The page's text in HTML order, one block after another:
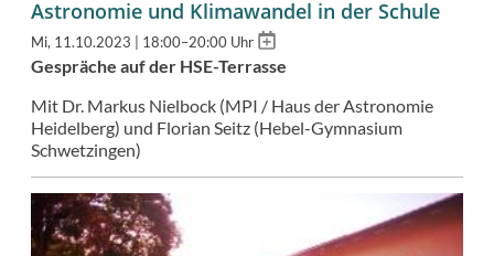
Astronomie und Klimawandel in der Schule
Mi, 11.10.2023 | 18:00–20:00 Uhr Add
calendar
Gespräche auf der HSE-Terrasse
Mit Dr. Markus Nielbock (MPI / Haus der Astronomie
Heidelberg) und Florian Seitz (Hebel-Gymnasium
Schwetzingen)